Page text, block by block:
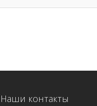
Наши контакты